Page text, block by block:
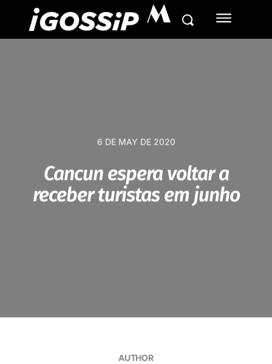
M
6 DE MAY DE 2020
Cancun espera voltar a
receber turistas em junho
AUTHOR